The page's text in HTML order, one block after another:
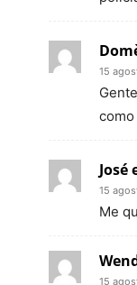
15
José
15
Me
15